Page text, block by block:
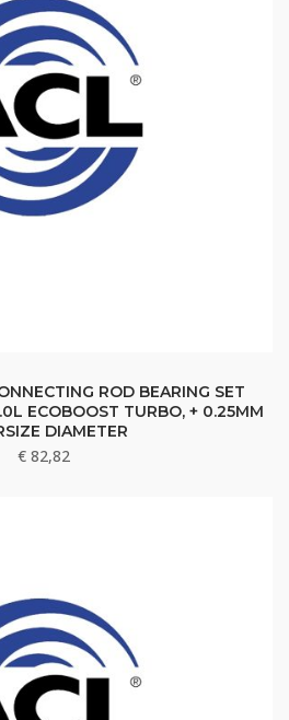
ROD BEARING SET
ECOBOOST TURBO, + 0.25MM
DIAMETER
€ 82,82